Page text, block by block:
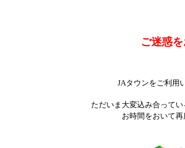
ご迷惑
JAタウンをご利用
ただいま大変込み合って
お時間をおいて